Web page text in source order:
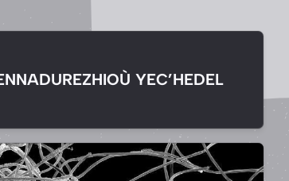
YEC’HEDEL